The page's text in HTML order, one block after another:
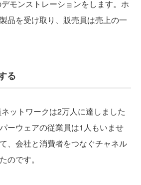
モンストレーションをします。ホ
品を受け取り、販売員は売上の一
る
ットワークは2万人に達しました
ーウェアの従業員は1人もいませ
、会社と消費者をつなぐチャネル
のです。